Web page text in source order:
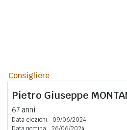
Consigliere
Pietro Giuseppe
67 anni
Data elezioni:
09/06/2024
Data nomina: 26/06/2024